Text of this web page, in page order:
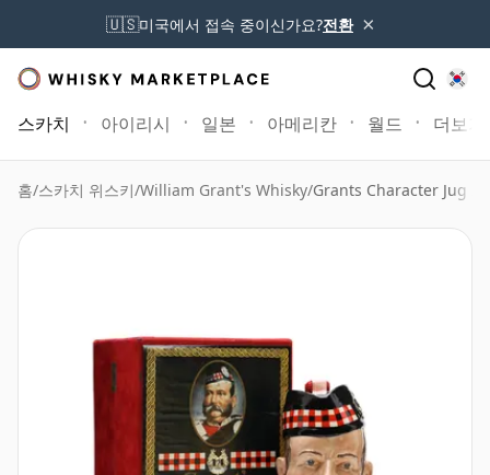
🇺🇸미국에서 접속 중이신가요?전환 ×
스카치 아이리시 일본 아메리칸 월드 더보기
홈/스카치 위스키/William Grant's Whisky/Grants Character Jug